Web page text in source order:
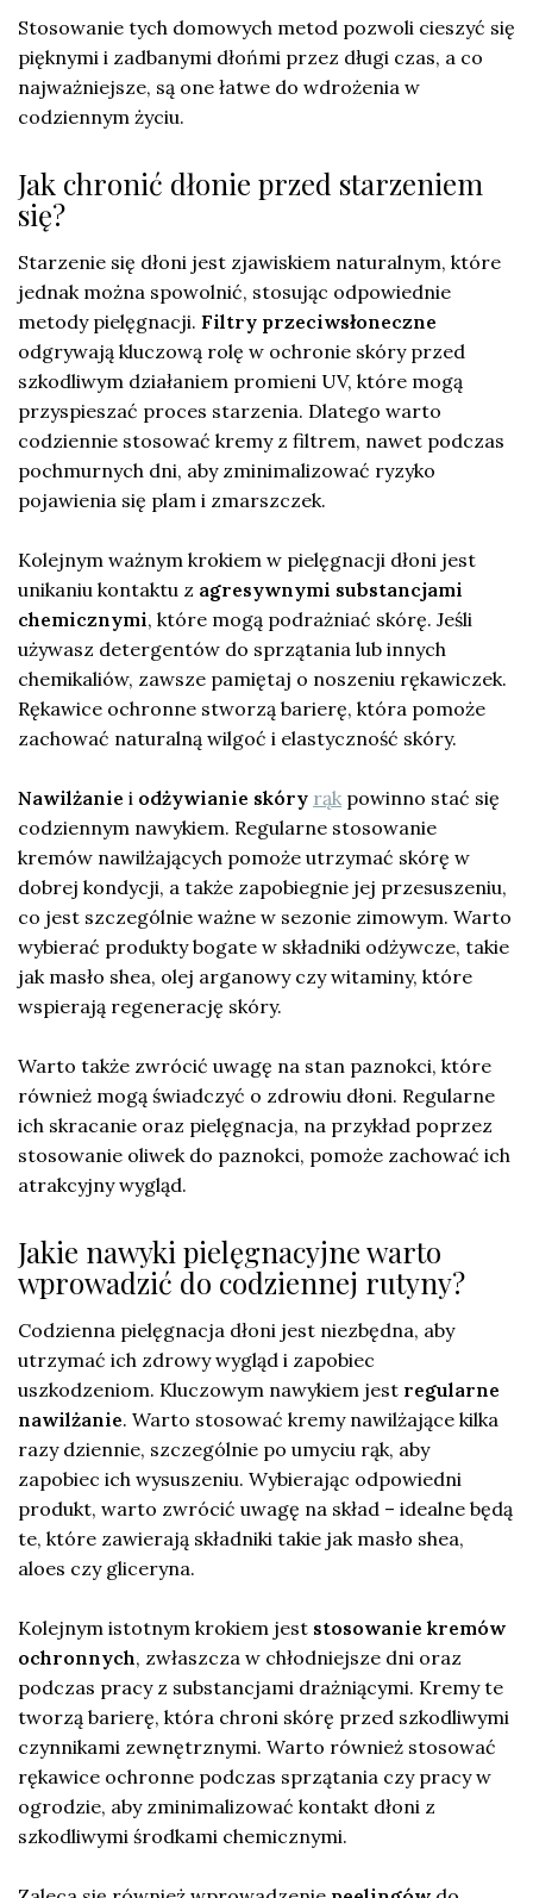
Stosowanie tych domowych metod pozwoli cieszyć się
pięknymi i zadbanymi dłońmi przez długi czas, a co
najważniejsze, są one łatwe do wdrożenia w
codziennym życiu.
Jak chronić dłonie przed starzeniem
się?
Starzenie się dłoni jest zjawiskiem naturalnym, które
jednak można spowolnić, stosując odpowiednie
metody pielęgnacji. Filtry przeciwsłoneczne
odgrywają kluczową rolę w ochronie skóry przed
szkodliwym działaniem promieni UV, które mogą
przyspieszać proces starzenia. Dlatego warto
codziennie stosować kremy z filtrem, nawet podczas
pochmurnych dni, aby zminimalizować ryzyko
pojawienia się plam i zmarszczek.
Kolejnym ważnym krokiem w pielęgnacji dłoni jest
unikaniu kontaktu z agresywnymi substancjami
chemicznymi, które mogą podrażniać skórę. Jeśli
używasz detergentów do sprzątania lub innych
chemikaliów, zawsze pamiętaj o noszeniu rękawiczek.
Rękawice ochronne stworzą barierę, która pomoże
zachować naturalną wilgoć i elastyczność skóry.
Nawilżanie i odżywianie skóry rąk powinno stać się
codziennym nawykiem. Regularne stosowanie
kremów nawilżających pomoże utrzymać skórę w
dobrej kondycji, a także zapobiegnie jej przesuszeniu,
co jest szczególnie ważne w sezonie zimowym. Warto
wybierać produkty bogate w składniki odżywcze, takie
jak masło shea, olej arganowy czy witaminy, które
wspierają regenerację skóry.
Warto także zwrócić uwagę na stan paznokci, które
również mogą świadczyć o zdrowiu dłoni. Regularne
ich skracanie oraz pielęgnacja, na przykład poprzez
stosowanie oliwek do paznokci, pomoże zachować ich
atrakcyjny wygląd.
Jakie nawyki pielęgnacyjne warto
wprowadzić do codziennej rutyny?
Codzienna pielęgnacja dłoni jest niezbędna, aby
utrzymać ich zdrowy wygląd i zapobiec
uszkodzeniom. Kluczowym nawykiem jest regularne
nawilżanie. Warto stosować kremy nawilżające kilka
razy dziennie, szczególnie po umyciu rąk, aby
zapobiec ich wysuszeniu. Wybierając odpowiedni
produkt, warto zwrócić uwagę na skład – idealne będą
te, które zawierają składniki takie jak masło shea,
aloes czy gliceryna.
Kolejnym istotnym krokiem jest stosowanie kremów
ochronnych, zwłaszcza w chłodniejsze dni oraz
podczas pracy z substancjami drażniącymi. Kremy te
tworzą barierę, która chroni skórę przed szkodliwymi
czynnikami zewnętrznymi. Warto również stosować
rękawice ochronne podczas sprzątania czy pracy w
ogrodzie, aby zminimalizować kontakt dłoni z
szkodliwymi środkami chemicznymi.